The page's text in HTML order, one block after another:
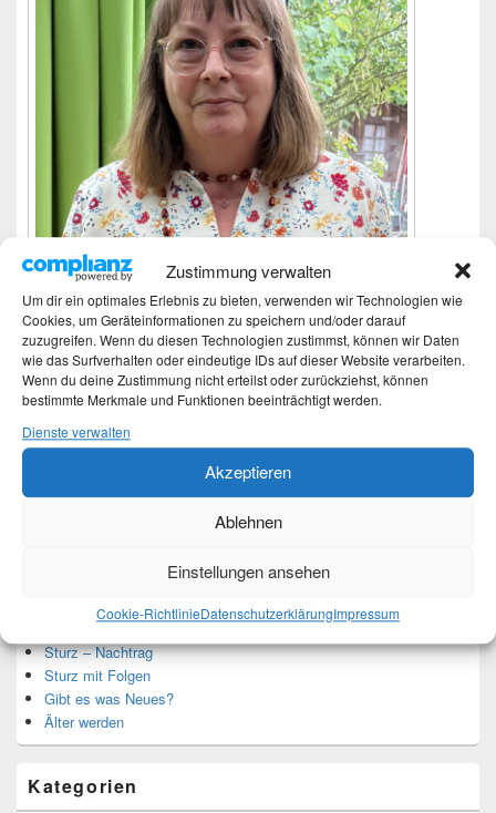
Zustimmung verwalten
Um dir ein optimales Erlebnis zu bieten, verwenden wir Technologien wie
Cookies, um Geräteinformationen zu speichern und/oder darauf
zuzugreifen. Wenn du diesen Technologien zustimmst, können wir Daten
wie das Surfverhalten oder eindeutige IDs auf dieser Website verarbeiten.
Wenn du deine Zustimmung nicht erteilst oder zurückziehst, können
bestimmte Merkmale und Funktionen beeinträchtigt werden.
Dienste verwalten
Akzeptieren
Ablehnen
Einstellungen ansehen
Cookie-RichtlinieDatenschutzerklärungImpressum
Ich bin Martina und Autorin dieses Blogs.
Mehr Infos unter About me.
Translate:
Neueste Beiträge
Hochzeitstage und ihre Bedeutung
Sturz – Nachtrag
Sturz mit Folgen
Gibt es was Neues?
Älter werden
Kategorien